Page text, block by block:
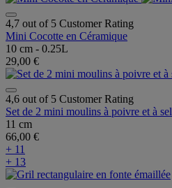
4,7 out of 5 Customer Rating
Mini Cocotte en Céramique
10 cm - 0.25L
29,00 €
4,6 out of 5 Customer Rating
Set de 2 mini moulins à poivre et à sel
11 cm
66,00 €
+ 11
+ 13